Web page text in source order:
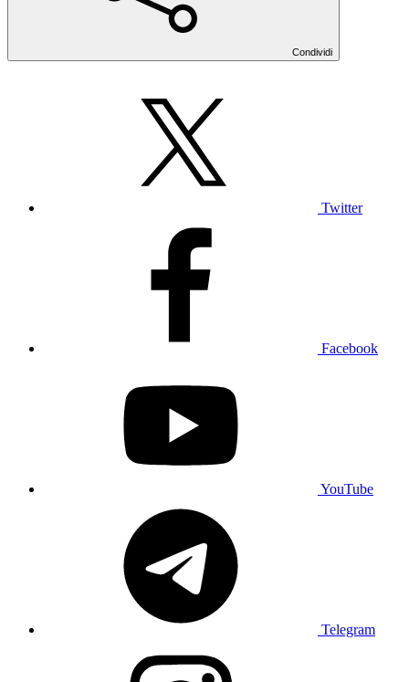
Condividi
Twitter
Facebook
YouTube
Telegram